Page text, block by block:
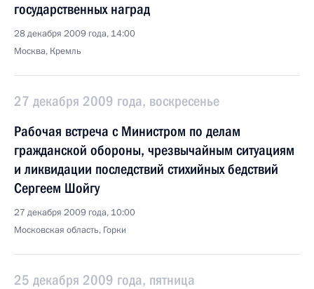
государственных наград
28 декабря 2009 года, 14:00
Москва, Кремль
27 декабря 2009 года, воскресенье
Рабочая встреча с Министром по делам
гражданской обороны, чрезвычайным ситуациям
и ликвидации последствий стихийных бедствий
Сергеем Шойгу
27 декабря 2009 года, 10:00
Московская область, Горки
25 декабря 2009 года, пятница